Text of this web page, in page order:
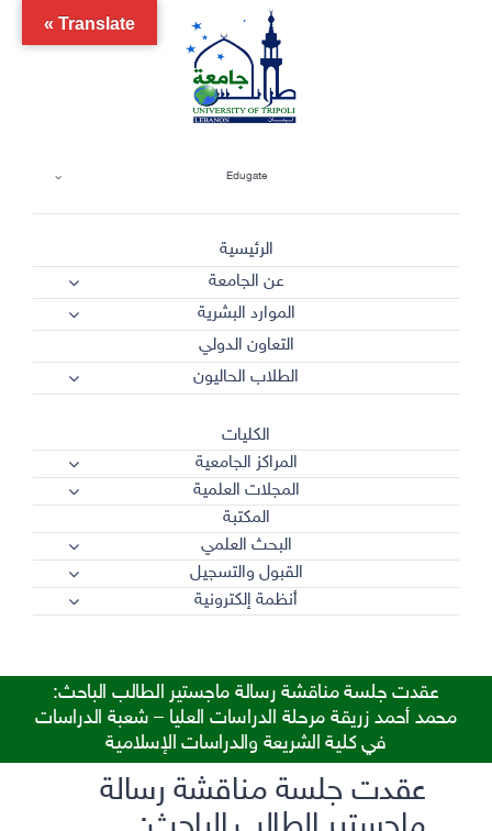
Edugate
الرئيسية
عن الجامعة
الموارد البشرية
التعاون الدولي
الطلاب الحاليون
الكليات
المراكز الجامعية
المجلات العلمية
المكتبة
البحث العلمي
القبول والتسجيل
أنظمة إلكترونية
عقدت جلسة مناقشة رسالة ماجستير الطالب الباحث:
محمد أحمد زريقة مرحلة الدراسات العليا – شعبة الدراسات
في كلية الشريعة والدراسات الإسلامية
عقدت جلسة مناقشة رسالة
Translate »